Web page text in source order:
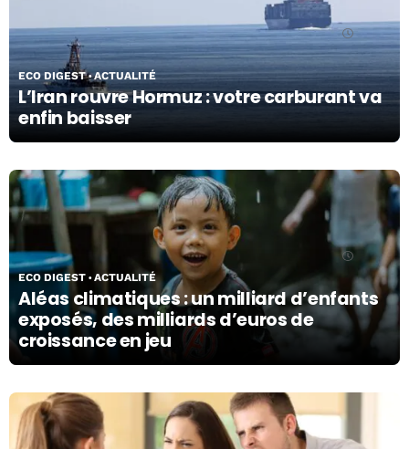
L’Iran rouvre Hormuz : votre carburant va
enfin baisser
ECO DIGEST ACTUALITÉ
18/06/26
Aléas climatiques : un milliard d’enfants
exposés, des milliards d’euros de
croissance en jeu
ECO DIGEST ACTUALITÉ
16/06/26